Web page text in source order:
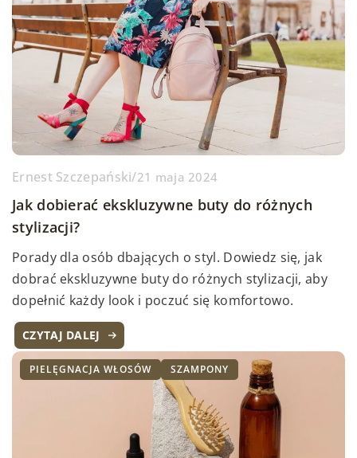
Ernest Szczepański/21 maja 2024
Jak dobierać ekskluzywne buty do różnych
stylizacji?
Porady dla osób dbających o styl. Dowiedz się, jak
dobrać ekskluzywne buty do różnych stylizacji, aby
dopełnić każdy look i poczuć się komfortowo.
CZYTAJ DALEJ
PIELĘGNACJA WŁOSÓW SZAMPONY